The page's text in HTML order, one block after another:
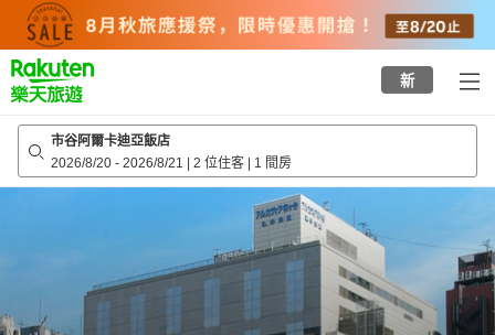
top
page
新
市谷阿爾卡迪亞飯店
2026/8/20 - 2026/8/21 | 2 位住客 | 1 間房